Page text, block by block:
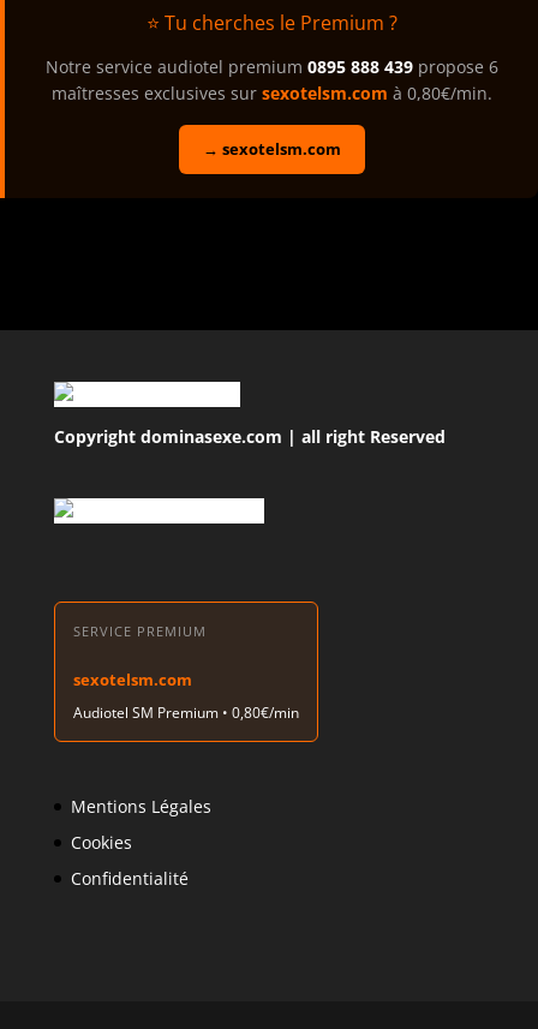
⭐ Tu cherches le Premium ?
Notre service audiotel premium 0895 888 439propose 6
maîtresses exclusives sur sexotelsm.com à 0,80€/min.
→ sexotelsm.com
Copyright dominasexe.com | all right Reserved
SERVICE PREMIUM
sexotelsm.com
Audiotel SM Premium • 0,80€/min
Mentions Légales
Cookies
Confidentialité